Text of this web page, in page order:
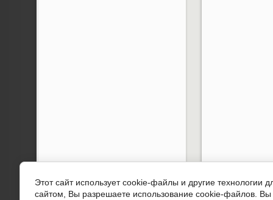
Этот сайт использует cookie-файлы и другие технологии
сайтом, Вы разрешаете использование cookie-файлов.